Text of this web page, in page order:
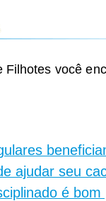
Filhotes você
ajudar seu
é